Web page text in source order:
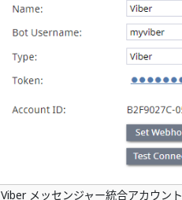
Viber メッセンジャー統合アカウン